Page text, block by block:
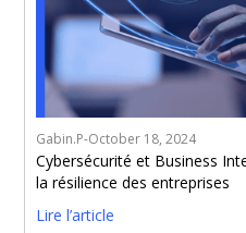
Gabin.P-October 18, 2024
Cybersécurité et Business
la résilience des entreprises
Lire l’article